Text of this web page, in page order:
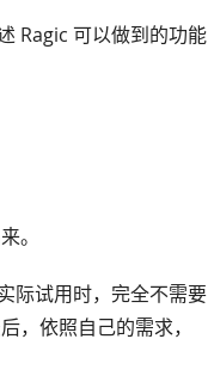
Ragic 可以做到的功能
。
际试用时，完全不需要
，依照自己的需求，